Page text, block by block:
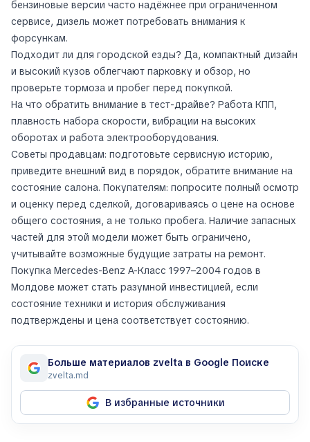
бензиновые версии часто надёжнее при ограниченном
сервисе, дизель может потребовать внимания к
форсункам.
Подходит ли для городской езды? Да, компактный дизайн
и высокий кузов облегчают парковку и обзор, но
проверьте тормоза и пробег перед покупкой.
На что обратить внимание в тест-драйве? Работа КПП,
плавность набора скорости, вибрации на высоких
оборотах и работа электрооборудования.
Советы продавцам: подготовьте сервисную историю,
приведите внешний вид в порядок, обратите внимание на
состояние салона. Покупателям: попросите полный осмотр
и оценку перед сделкой, договариваясь о цене на основе
общего состояния, а не только пробега. Наличие запасных
частей для этой модели может быть ограничено,
учитывайте возможные будущие затраты на ремонт.
Покупка Mercedes-Benz A-Класс 1997–2004 годов в
Молдове может стать разумной инвестицией, если
состояние техники и история обслуживания
подтверждены и цена соответствует состоянию.
Больше материалов zvelta в Google Поиске
zvelta.md
В избранные источники